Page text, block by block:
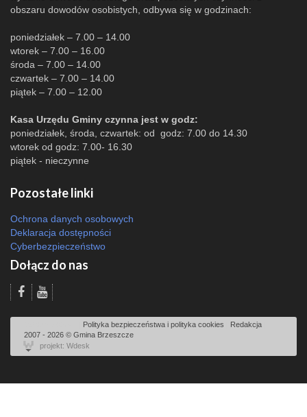
obszaru dowodów osobistych, odbywa się w godzinach:
poniedziałek – 7.00 – 14.00
wtorek – 7.00 – 16.00
środa – 7.00 – 14.00
czwartek – 7.00 – 14.00
piątek – 7.00 – 12.00
Kasa Urzędu Gminy czynna jest w godz:
poniedziałek, środa, czwartek: od godz: 7.00 do 14.30
wtorek od godz: 7.00- 16.30
piątek - nieczynne
Pozostałe linki
Ochrona danych osobowych
Deklaracja dostępności
Cyberbezpieczeństwo
Dołącz do nas
Polityka bezpieczeństwa i polityka cookies Redakcja
2007 - 2026 © Gmina Brzeszcze
projekt: Wdesk